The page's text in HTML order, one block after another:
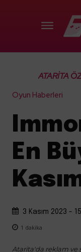
ATARİTA
Oyun Haberleri
En
3 Kasım 2023 -
1 dakika
Atarita'da reklam ve